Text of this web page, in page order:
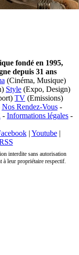
fondé en 1995,
depuis 31 ans
(Cinéma, Musique)
Style (Expo, Design)
TV (Emissions)
Nos Rendez-Vous-
- Informations légales -
| Youtube|
interdite sans autorisation
à leur propriétaire respectif.